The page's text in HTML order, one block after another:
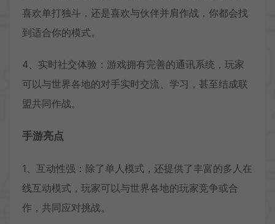
喜欢单打独斗，还是喜欢与伙伴并肩作战，你都会找
到适合你的模式。
4、实时社交体验：游戏拥有完善的通讯系统，玩家
可以与世界各地的对手实时交流、学习，甚至结成联
盟共同作战。
手游亮点
1、互动性强：除了单人模式，还提供了丰富的多人在
线互动模式，玩家可以与世界各地的玩家竞争或合
作，共同应对挑战。